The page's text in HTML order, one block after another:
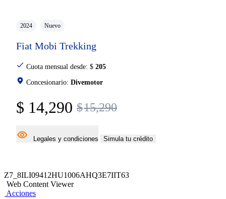
2024 Nuevo
Fiat Mobi Trekking
Cuota mensual desde: $ 205
Concesionario: Divemotor
$ 14,290 $15,290
Legales y condiciones Simula tu crédito
Z7_8ILI09412HU1006AHQ3E7IIT63
Web Content Viewer
Acciones